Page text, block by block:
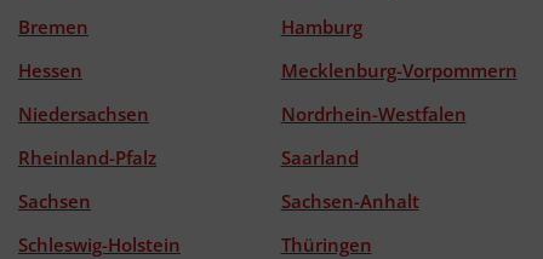
Bremen
Hamburg
Hessen
Mecklenburg-Vorpommern
Niedersachsen
Nordrhein-Westfalen
Rheinland-Pfalz
Saarland
Sachsen
Sachsen-Anhalt
Schleswig-Holstein
Thüringen